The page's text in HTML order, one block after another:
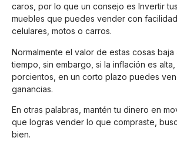
caros, por lo que un consejo es Invertir
muebles que puedes vender con
celulares, motos o carros.
Normalmente el valor de estas cosas baja
tiempo, sin embargo, si la inflación es
porcientos, en un corto plazo puedes
ganancias.
En otras palabras, mantén tu dinero en
que logras vender lo que compraste,
bien.